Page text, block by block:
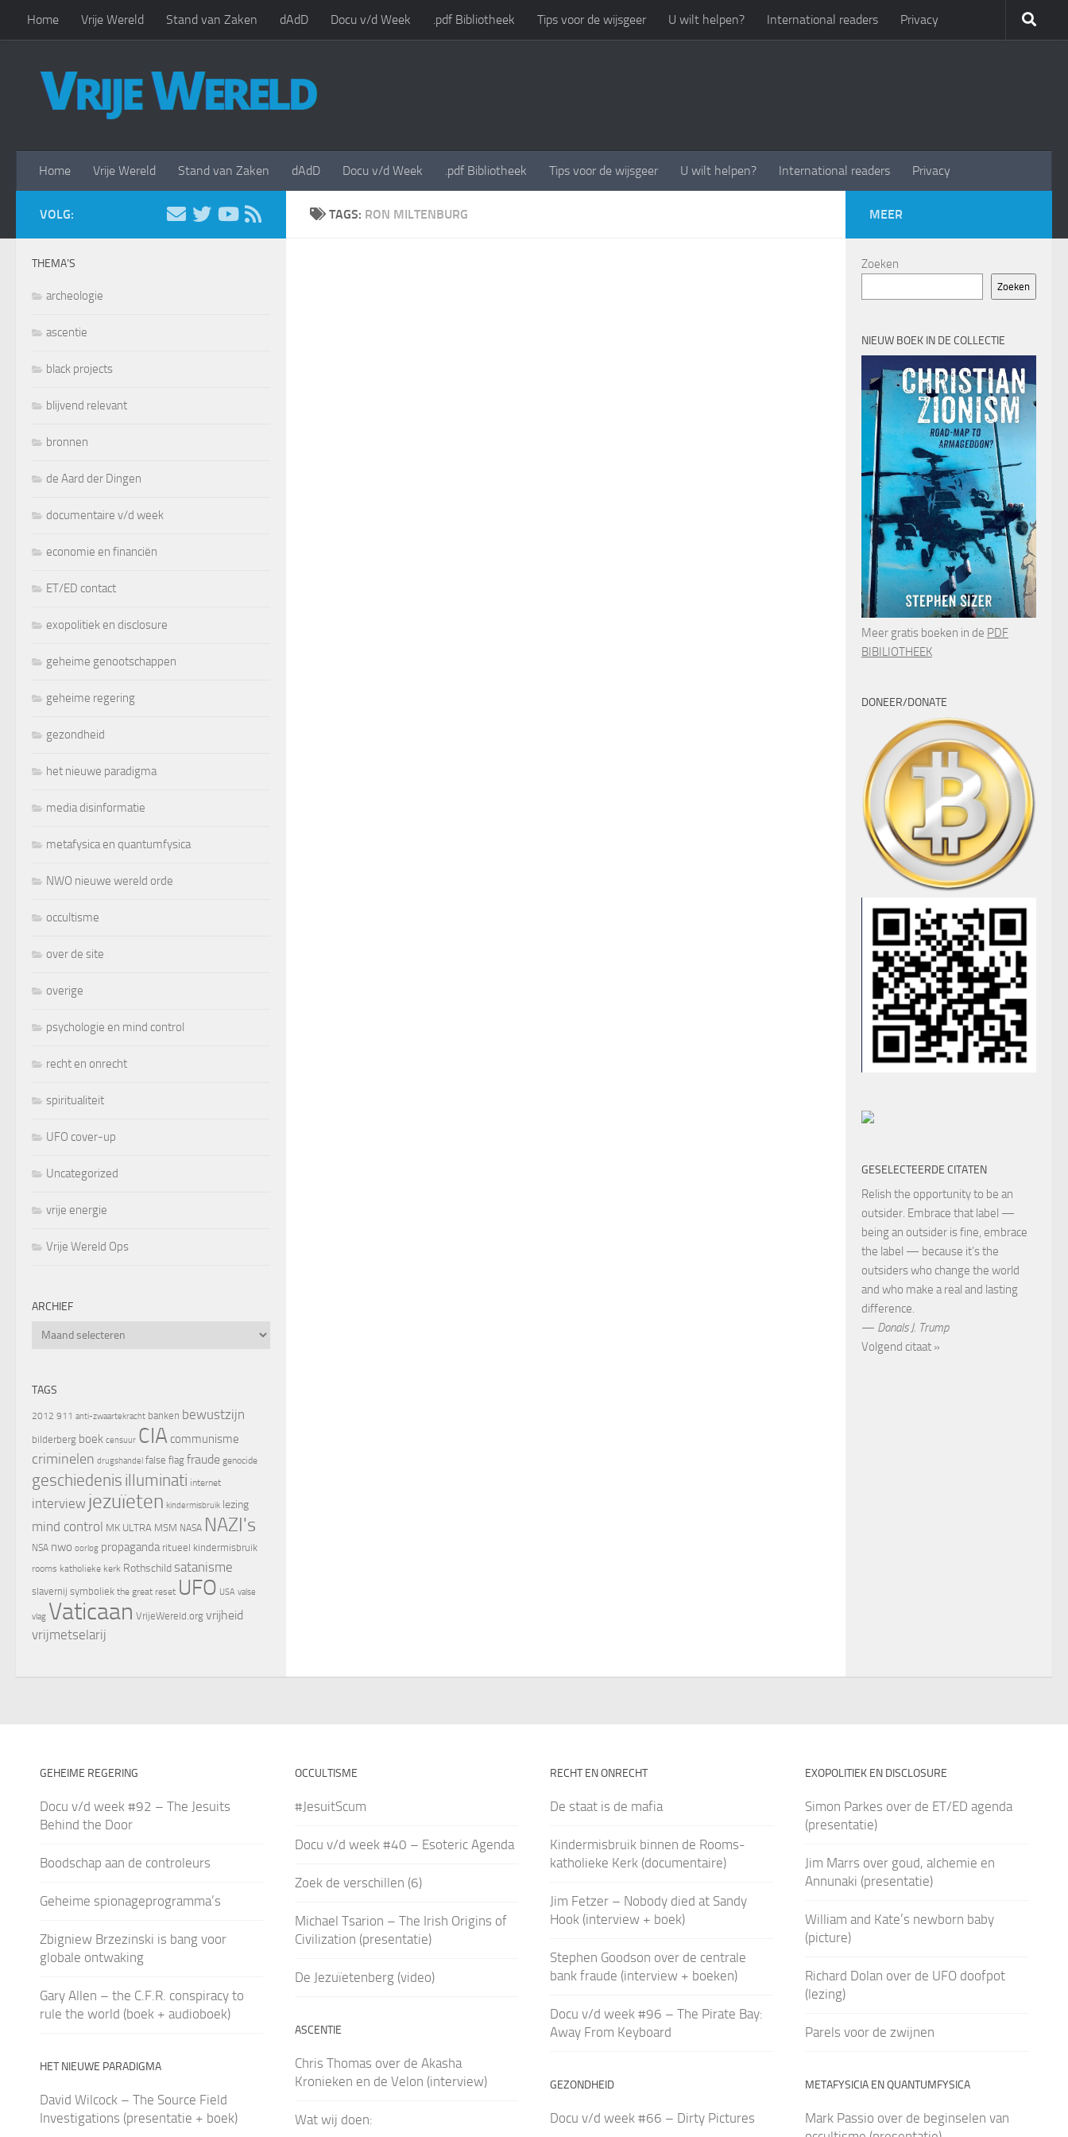
Doorgaan naar inhoud
Home Vrije Wereld Stand van Zaken dAdD Docu v/d Week .pdf Bibliotheek Tips voor de wijsgeer U wilt helpen? International readers Privacy
Home Vrije Wereld Stand van Zaken dAdD Docu v/d Week .pdf Bibliotheek Tips voor de wijsgeer U wilt helpen? International readers Privacy
TAGS: RON MILTENBURG
VOLG:
THEMA’S
archeologie
ascentie
black projects
blijvend relevant
bronnen
de Aard der Dingen
documentaire v/d week
economie en financiën
ET/ED contact
exopolitiek en disclosure
geheime genootschappen
geheime regering
gezondheid
het nieuwe paradigma
media disinformatie
metafysica en quantumfysica
NWO nieuwe wereld orde
occultisme
over de site
overige
psychologie en mind control
recht en onrecht
spiritualiteit
UFO cover-up
Uncategorized
vrije energie
Vrije Wereld Ops
ARCHIEF
Archief
TAGS
2012 911 anti-zwaartekracht banken bewustzijn
bilderberg boek censuur CIA communisme
criminelen drugshandel false flag fraude genocide
geschiedenis illuminati internet
interview jezuïeten kindermisbruik lezing
mind control MK ULTRA MSM NASA NAZI's
NSA nwo oorlog propaganda ritueel kindermisbruik
rooms katholieke kerk Rothschild satanisme
slavernij symboliek the great reset UFO USA valse
vlag Vaticaan VrijeWereld.org vrijheid
vrijmetselarij
MEER
Zoeken
Zoeken
NIEUW BOEK IN DE COLLECTIE
Meer gratis boeken in de PDF
BIBILIOTHEEK
DONEER/DONATE
GESELECTEERDE CITATEN
Relish the opportunity to be an
outsider. Embrace that label —
being an outsider is fine, embrace
the label — because it’s the
outsiders who change the world
and who make a real and lasting
difference.
— Donals J. Trump
Volgend citaat »
GEHEIME REGERING
Docu v/d week #92 – The Jesuits
Behind the Door
Boodschap aan de controleurs
Geheime spionageprogramma’s
Zbigniew Brzezinski is bang voor
globale ontwaking
Gary Allen – the C.F.R. conspiracy to
rule the world (boek + audioboek)
HET NIEUWE PARADIGMA
David Wilcock – The Source Field
Investigations (presentatie + boek)
OCCULTISME
#JesuitScum
Docu v/d week #40 – Esoteric Agenda
Zoek de verschillen (6)
Michael Tsarion – The Irish Origins of
Civilization (presentatie)
De Jezuïetenberg (video)
ASCENTIE
Chris Thomas over de Akasha
Kronieken en de Velon (interview)
Wat wij doen:
RECHT EN ONRECHT
De staat is de mafia
Kindermisbruik binnen de Rooms-
katholieke Kerk (documentaire)
Jim Fetzer – Nobody died at Sandy
Hook (interview + boek)
Stephen Goodson over de centrale
bank fraude (interview + boeken)
Docu v/d week #96 – The Pirate Bay:
Away From Keyboard
GEZONDHEID
Docu v/d week #66 – Dirty Pictures
EXOPOLITIEK EN DISCLOSURE
Simon Parkes over de ET/ED agenda
(presentatie)
Jim Marrs over goud, alchemie en
Annunaki (presentatie)
William and Kate’s newborn baby
(picture)
Richard Dolan over de UFO doofpot
(lezing)
Parels voor de zwijnen
METAFYSICIA EN QUANTUMFYSICA
Mark Passio over de beginselen van